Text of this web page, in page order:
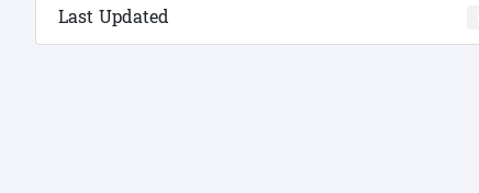
Last Updated